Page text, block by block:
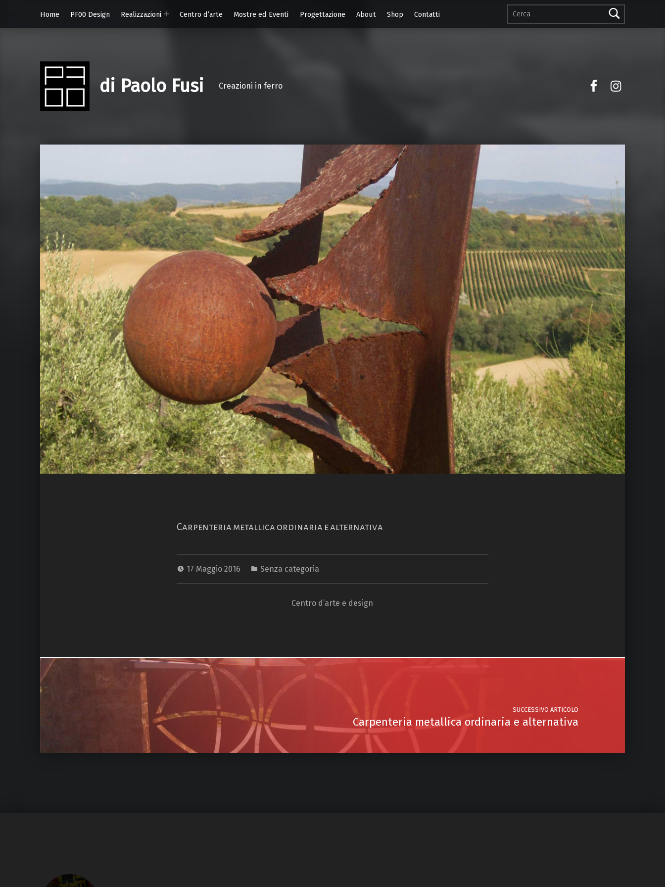
Ricerca per:
Home
PF00 Design Realizzazioni Centro d’arte Mostre ed Eventi Progettazione About Shop Contatti
di Paolo Fusi Creazioni in ferro
Facebook
Carpenteria metallica ordinaria e alternativa
17 Maggio 2016 Senza categoria
Centro d’arte e design
Navigazione articoli
SUCCESSIVO ARTICOLO
Carpenteria metallica ordinaria e alternativa